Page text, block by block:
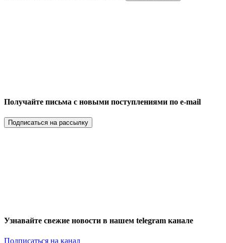
Получайте письма с новыми поступлениями по e-mail
Подписаться на рассылку
Узнавайте свежие новости в нашем telegram канале
Подписаться на канал